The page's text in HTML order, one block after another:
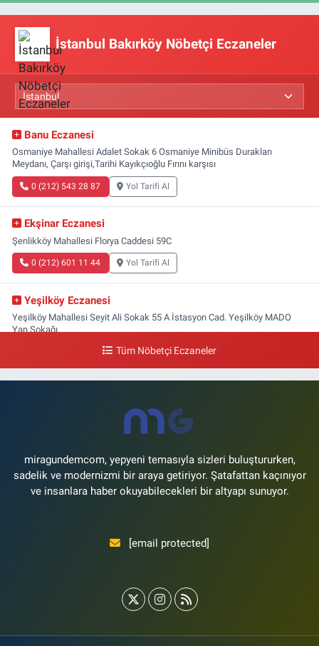
İstanbul Bakırköy Nöbetçi Eczaneler
Banu Eczanesi
Osmaniye Mahallesi Adalet Sokak 6 Osmaniye Minibüs Durakları
Meydanı, Çarşı girişi,Tarihi Kayıkçıoğlu Fırını karşısı
0 (212) 543 28 87 Yol Tarifi Al
Ekşinar Eczanesi
Şenlikköy Mahallesi Florya Caddesi 59C
0 (212) 601 11 44 Yol Tarifi Al
Yeşilköy Eczanesi
Yeşilköy Mahallesi Seyit Ali Sokak 55 A İstasyon Cad. Yeşilköy MADO
Yan Sokağı
Yol Tarifi Al
Ataköy 3-4-11. Kısım Mahallesi Dr. Remzi Kazancıgil Caddesi Ataköy
4.Kısım Çarşısı No:12 Ataköy 4.Kısım Çarşısı
Tüm Nöbetçi Eczaneler
miragundemcom, yepyeni temasıyla sizleri buluştururken,
sadelik ve modernizmi bir araya getiriyor. Şatafattan kaçınıyor
ve insanlara haber okuyabilecekleri bir altyapı sunuyor.
[email protected]